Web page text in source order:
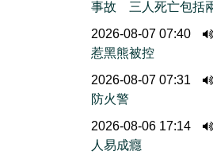
事故 三人死亡包括
2026-08-07 07:40
惹黑熊被控
2026-08-07 07:31
防火警
2026-08-06 17:14
人易成癮